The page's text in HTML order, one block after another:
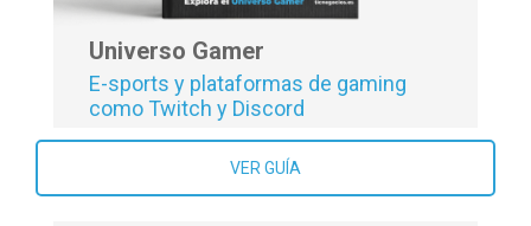
Universo Gamer
E-sports y plataformas de gaming
como Twitch y Discord
VER GUÍA